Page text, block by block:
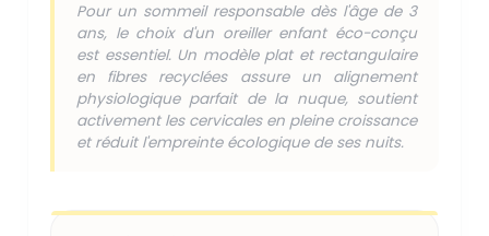
Pour un sommeil responsable dès l'âge de 3
ans, le choix d'un oreiller enfant éco-conçu
est essentiel. Un modèle plat et rectangulaire
en fibres recyclées assure un alignement
physiologique parfait de la nuque, soutient
activement les cervicales en pleine croissance
et réduit l'empreinte écologique de ses nuits.